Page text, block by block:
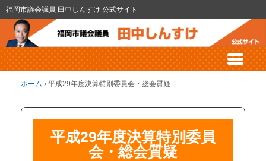
福岡市議会議員 田中しんすけ 公式サイト
ホーム › 平成29年度決算特別委員会・総会質疑
平成29年度決算特別委員
会・総会質疑